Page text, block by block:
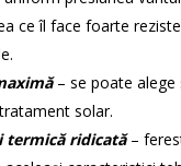
ce îl face foarte
– se poate alege
solar.
termică ridicată–